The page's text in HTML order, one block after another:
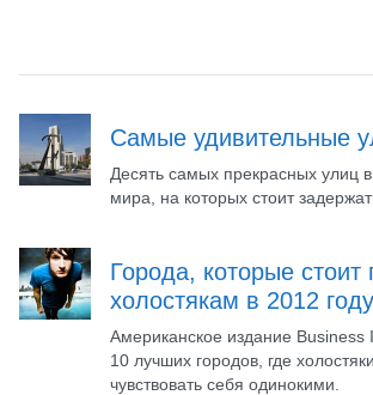
Самые удивительные
Десять самых прекрасных улиц
мира, на которых стоит
Города, которые стоит
холостякам в 2012 году
Американское издание
10 лучших городов, где
чувствовать себя одинокими.